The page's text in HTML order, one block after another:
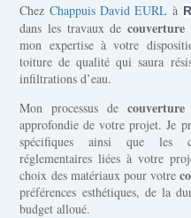
Chez Chappuis David EURL à
dans les travaux decouverture
mon expertise à votre
toiture de qualité qui saura
infiltrations d’eau.
Mon processus de couverture
approfondie de votre projet. Je
spécifiques ainsi que les
réglementaires liées à votre
choix des matériaux pour votre
préférences esthétiques, de la
budget alloué.